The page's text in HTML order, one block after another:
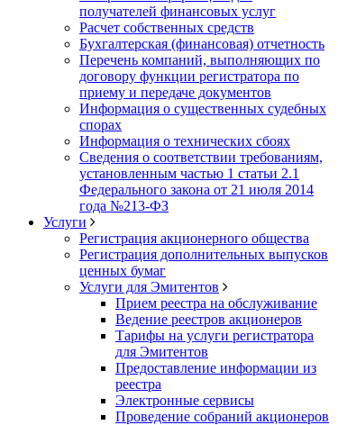
получателей финансовых услуг
Расчет собственных средств
Бухгалтерская (финансовая) отчетность
Перечень компаний, выполняющих по
договору функции регистратора по
приему и передаче документов
Информация о существенных судебных
спорах
Информация о технических сбоях
Сведения о соответствии требованиям,
установленным частью 1 статьи 2.1
Федерального закона от 21 июля 2014
года №213-ФЗ
Услуги
Регистрация акционерного общества
Регистрация дополнительных выпусков
ценных бумаг
Услуги для Эмитентов
Прием реестра на обслуживание
Ведение реестров акционеров
Тарифы на услуги регистратора
для Эмитентов
Предоставление информации из
реестра
Электронные сервисы
Проведение собраний акционеров